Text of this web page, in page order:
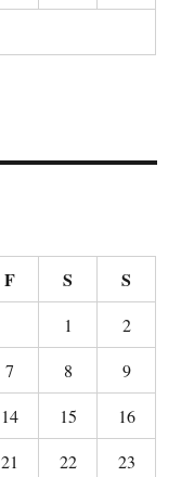
F S S
1
2
7 8
9
14 15
16
21 22
23